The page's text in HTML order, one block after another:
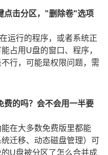
点击分区，"删除卷"选项
运行的程序，或者系统正
占用U盘的窗口、程序，
行，可能是权限问题，需
费的吗？会不会用一半要
在大多数免费版里都能
迁移、动态磁盘管理）可
U盘被分区了怎么合并成